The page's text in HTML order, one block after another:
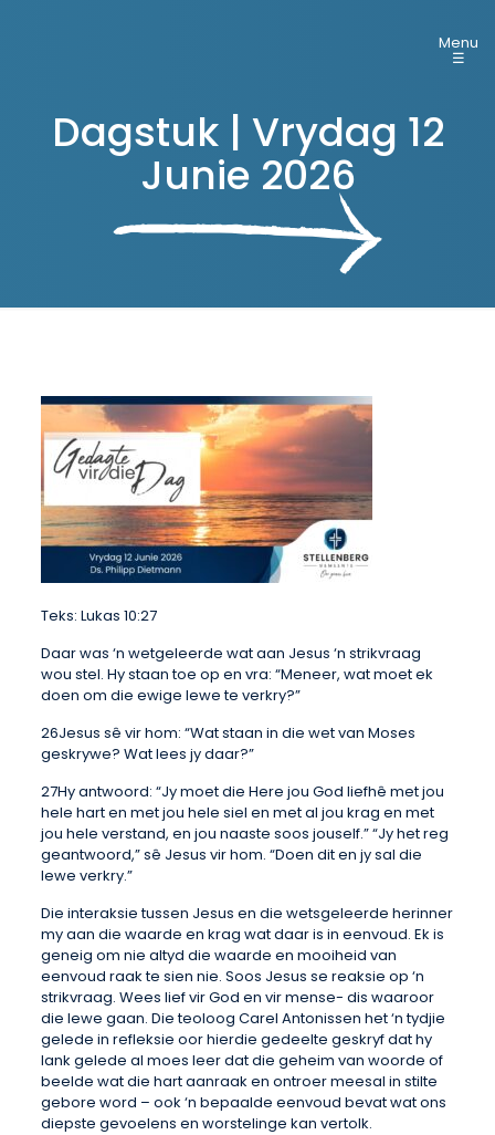
Menu
☰
Dagstuk | Vrydag 12
Junie 2026
Teks: Lukas 10:27
Daar was ‘n wetgeleerde wat aan Jesus ‘n strikvraag
wou stel. Hy staan toe op en vra: “Meneer, wat moet ek
doen om die ewige lewe te verkry?”
26Jesus sê vir hom: “Wat staan in die wet van Moses
geskrywe? Wat lees jy daar?”
27Hy antwoord: “Jy moet die Here jou God liefhê met jou
hele hart en met jou hele siel en met al jou krag en met
jou hele verstand, en jou naaste soos jouself.” “Jy het reg
geantwoord,” sê Jesus vir hom. “Doen dit en jy sal die
lewe verkry.”
Die interaksie tussen Jesus en die wetsgeleerde herinner
my aan die waarde en krag wat daar is in eenvoud. Ek is
geneig om nie altyd die waarde en mooiheid van
eenvoud raak te sien nie. Soos Jesus se reaksie op ‘n
strikvraag. Wees lief vir God en vir mense- dis waaroor
die lewe gaan. Die teoloog Carel Antonissen het ‘n tydjie
gelede in refleksie oor hierdie gedeelte geskryf dat hy
lank gelede al moes leer dat die geheim van woorde of
beelde wat die hart aanraak en ontroer meesal in stilte
gebore word – ook ‘n bepaalde eenvoud bevat wat ons
diepste gevoelens en worstelinge kan vertolk.